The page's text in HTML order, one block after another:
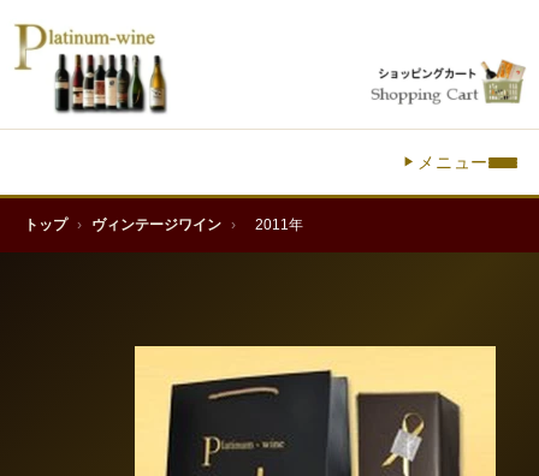
メニュー
トップ › ヴィンテージワイン › 2011年